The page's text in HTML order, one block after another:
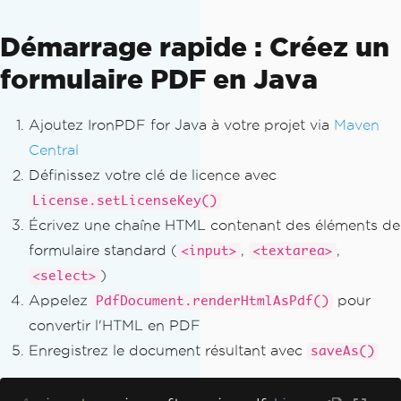
Démarrage rapide : Créez un
formulaire PDF en Java
Ajoutez IronPDF for Java à votre projet via Maven
Central
Définissez votre clé de licence avec
License.setLicenseKey()
Écrivez une chaîne HTML contenant des éléments de
formulaire standard ( <input> , <textarea> ,
<select> )
Appelez
PdfDocument.renderHtmlAsPdf()
pour
convertir l'HTML en PDF
Enregistrez le document résultant avec
saveAs()